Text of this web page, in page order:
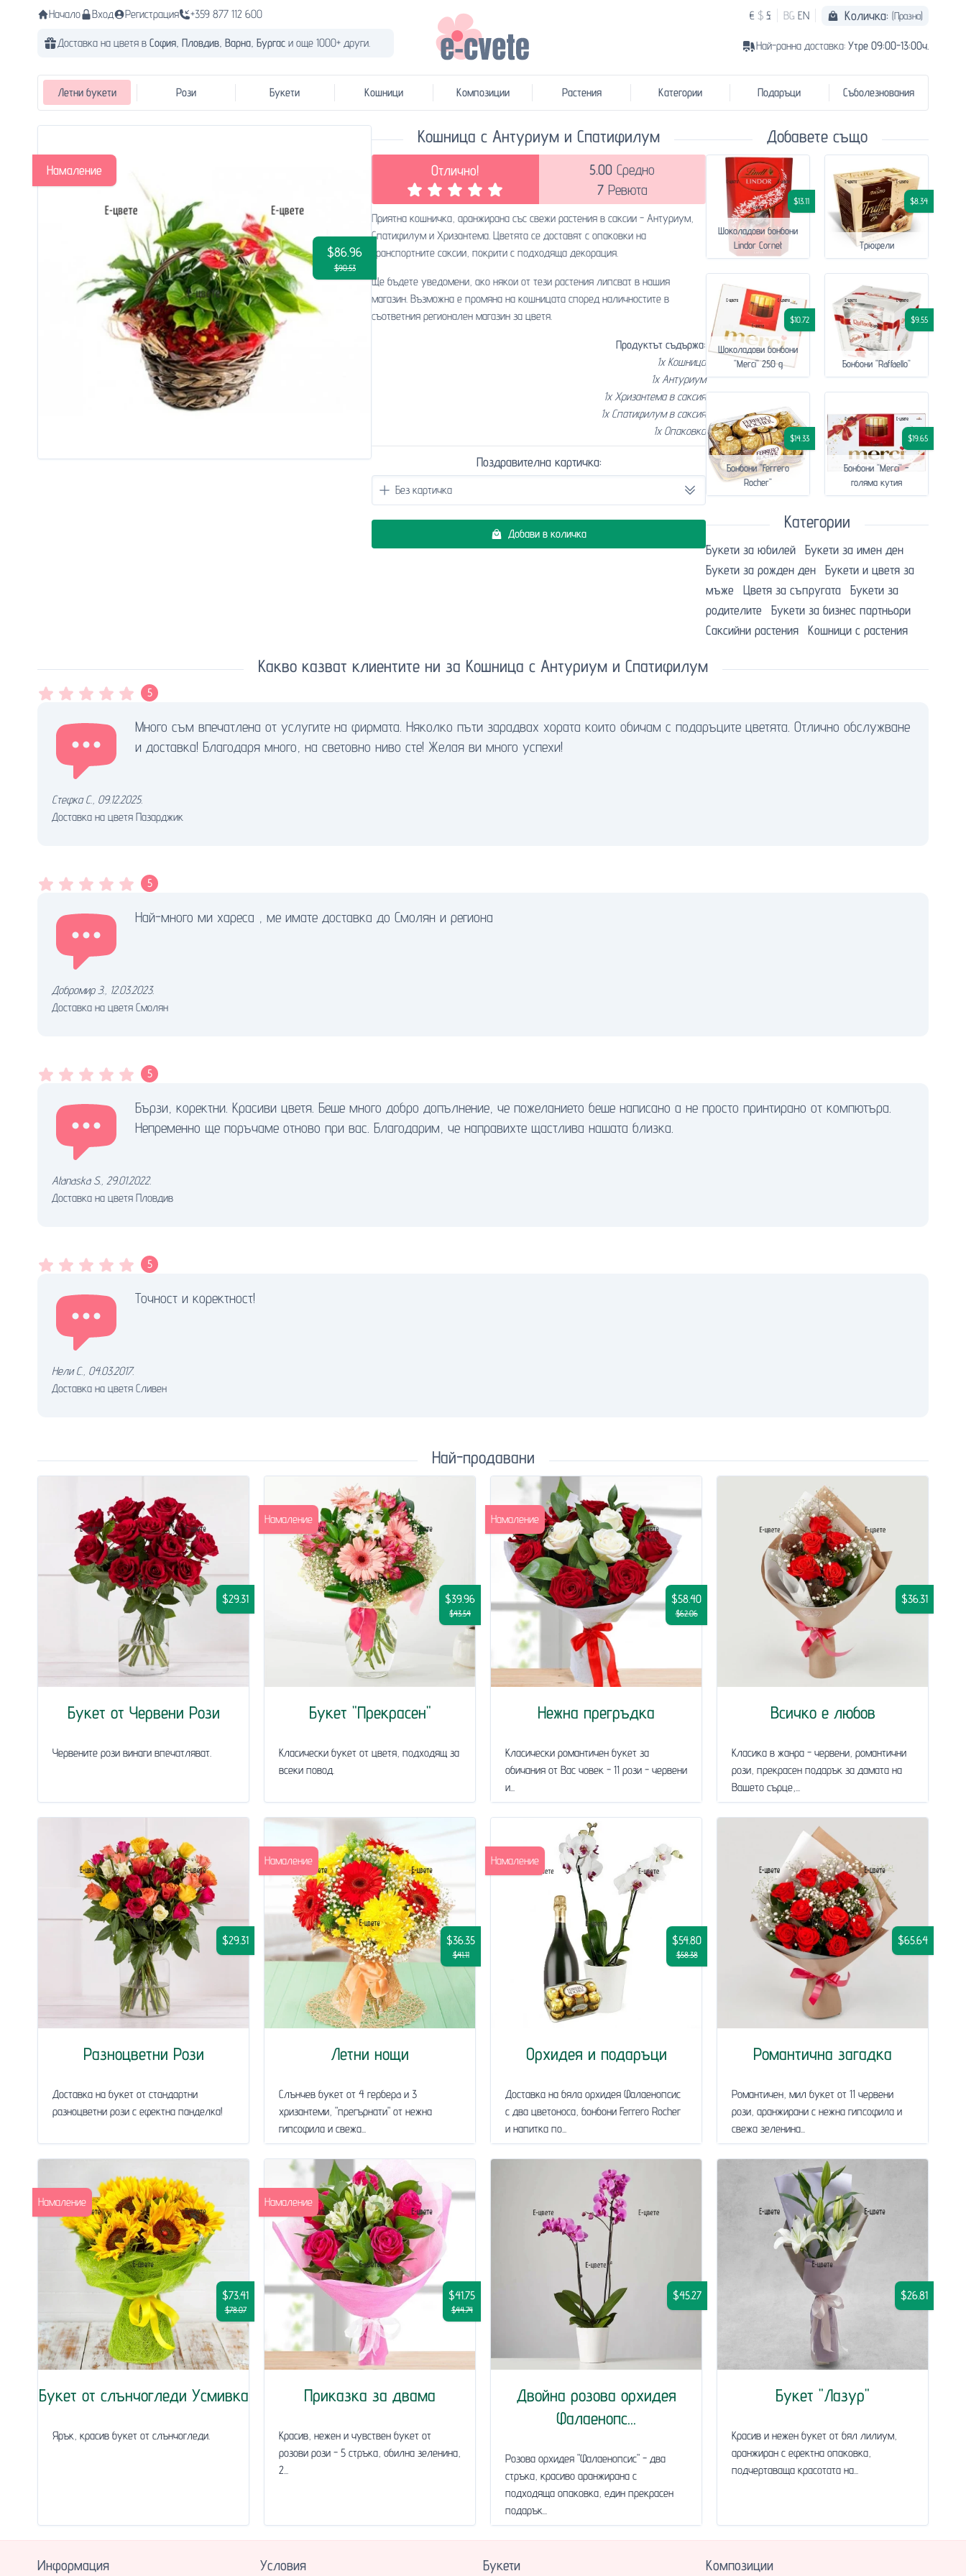
Начало Вход Регистрация +359 877 112 600
Доставка на цветя в София, Пловдив, Варна, Бургас и още 1000+ други.
€ $ £ BG EN Количка: (Празна)
Най-ранна доставка: Утре 09:00-13:00ч.
Летни букети Рози Букети Кошници Композиции Растения Категории Подаръци Съболезнования
$86.96
$90.53
Намаление
Кошница с Антуриум и Спатифилум
Отлично! 5.00 Средно
7Ревюта
Приятна кошничка, аранжирана със свежи растения в саксии - Антуриум,
Спатифилум и Хризантема . Цветята се доставят с опаковки на
транспортните саксии, покрити с подходяща декорация.
Ще бъдете уведомени, ако някои от тези растения липсват в нашия
магазин. Възможна е промяна на кошницата според наличностите в
съответния регионален магазин за цветя.
Продуктът съдържа:
1x Кошница
1x Антуриум
1x Хризантема в саксия
1x Спатифилум в саксия
1x Опаковка
Поздравителна картичка:
Добави в количка
Добавете също
$13.11
Шоколадови бонбони
Lindor Cornet
$8.34
Трюфели
$10.72
Шоколадови бонбони
"Merci" 250 g
$9.55
Бонбони "Raffaello"
$14.33
Бонбони "Ferrero
Rocher"
$19.65
Бонбони "Merci" -
голяма кутия
Категории
Букети за юбилей
Букети за имен ден
Букети за рожден ден
Букети и цветя за
мъже
Цветя за съпругата
Букети за
родителите
Букети за бизнес партньори
Саксийни растения
Кошници с растения
Какво казват клиентите ни за Кошница с Антуриум и Спатифилум
5
Много съм впечатлена от услугите на фирмата. Няколко пъти зарадвах хората които обичам с подаръците цветята. Отлично обслужване
и доставка! Благодаря много, на световно ниво сте! Желая ви много успехи!
Стефка С., 09.12.2025.
Доставка на цветя Пазарджик
5
Най-много ми хареса , ме имате доставка до Смолян и региона
Добромир З., 12.03.2023.
Доставка на цветя Смолян
5
Бързи, коректни. Красиви цветя. Беше много добро допълнение, че пожеланието беше написано а не просто принтирано от компютъра.
Непременно ще поръчаме отново при вас. Благодарим, че направихте щастлива нашата близка.
Atanaska S., 29.01.2022.
Доставка на цветя Пловдив
5
Точност и коректност!
Нели С., 04.03.2017.
Доставка на цветя Сливен
Най-продавани
Букет от Червени Рози
$29.31
Червените рози винаги впечатляват.
Букет "Прекрасен"
$39.96
$43.54
Намаление
Класически букет от цветя, подходящ за
всеки повод.
Нежна прегръдка
$58.40
$62.06
Намаление
Класически романтичен букет за
обичания от Вас човек - 11 рози - червени
и...
Всичко е любов
$36.31
Класика в жанра - червени, романтични
рози, прекрасен подарък за дамата на
Вашето сърце,...
Разноцветни Рози
$29.31
Доставка на букет от стандартни
разноцветни рози с ефектна панделка!
Летни нощи
$36.35
$41.11
Намаление
Слънчев букет от 4 герберa и 3
хризантеми, "прегърнати" от нежна
гипсофила и свежа...
Орхидея и подаръци
$54.80
$58.38
Намаление
Доставка на бяла орхидея Фалаенопсис
с два цветоноса, бонбони Ferrero Rocher
и напитка по...
Романтична загадка
$65.64
Романтичен, мил букет от 11 червени
рози, аранжирани с нежна гипсофила и
свежа зеленина...
Букет от слънчогледи Усмивка
$73.41
$78.07
Намаление
Ярък, красив букет от слънчогледи.
Приказка за двама
$41.75
$44.74
Намаление
Красив, нежен и чувствен букет от
розови рози - 5 стръка, обилна зеленина,
2...
Двойна розова орхидея
Фалаенопс...
$45.27
Розова орхидея "Фалаенопсис" - два
стръка, красиво аранжирана с
подходяща опаковка, един прекрасен
подарък...
Букет "Лазур"
$26.81
Красив и нежен букет от бял лилиум,
аранжиран с ефектна опаковка,
подчертаваща красотата на...
Информация Условия Букети Композиции